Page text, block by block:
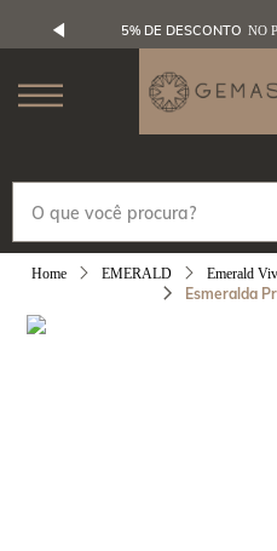
5% DE DESCONTO NO
EMERALD Emerald
Esmeralda